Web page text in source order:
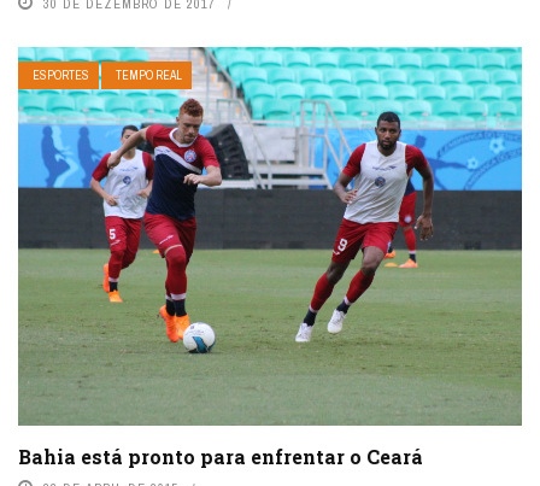
30 DE DEZEMBRO DE 2017
ESPORTES TEMPO REAL
Bahia está pronto para enfrentar o Ceará